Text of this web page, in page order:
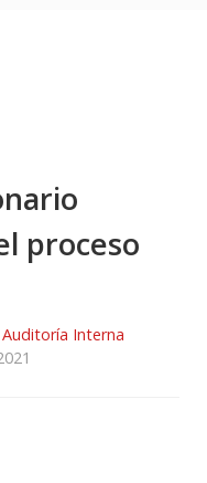
proceso
Auditoría Interna